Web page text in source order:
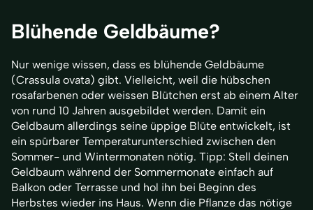
Blühende Geldbäume?
Nur wenige wissen, dass es blühende Geldbäume
(Crassula ovata) gibt. Vielleicht, weil die hübschen
rosafarbenen oder weissen Blütchen erst ab einem Alter
von rund 10 Jahren ausgebildet werden. Damit ein
Geldbaum allerdings seine üppige Blüte entwickelt, ist
ein spürbarer Temperaturunterschied zwischen den
Sommer- und Wintermonaten nötig. Tipp: Stell deinen
Geldbaum während der Sommermonate einfach auf
Balkon oder Terrasse und hol ihn bei Beginn des
Herbstes wieder ins Haus. Wenn die Pflanze das nötige